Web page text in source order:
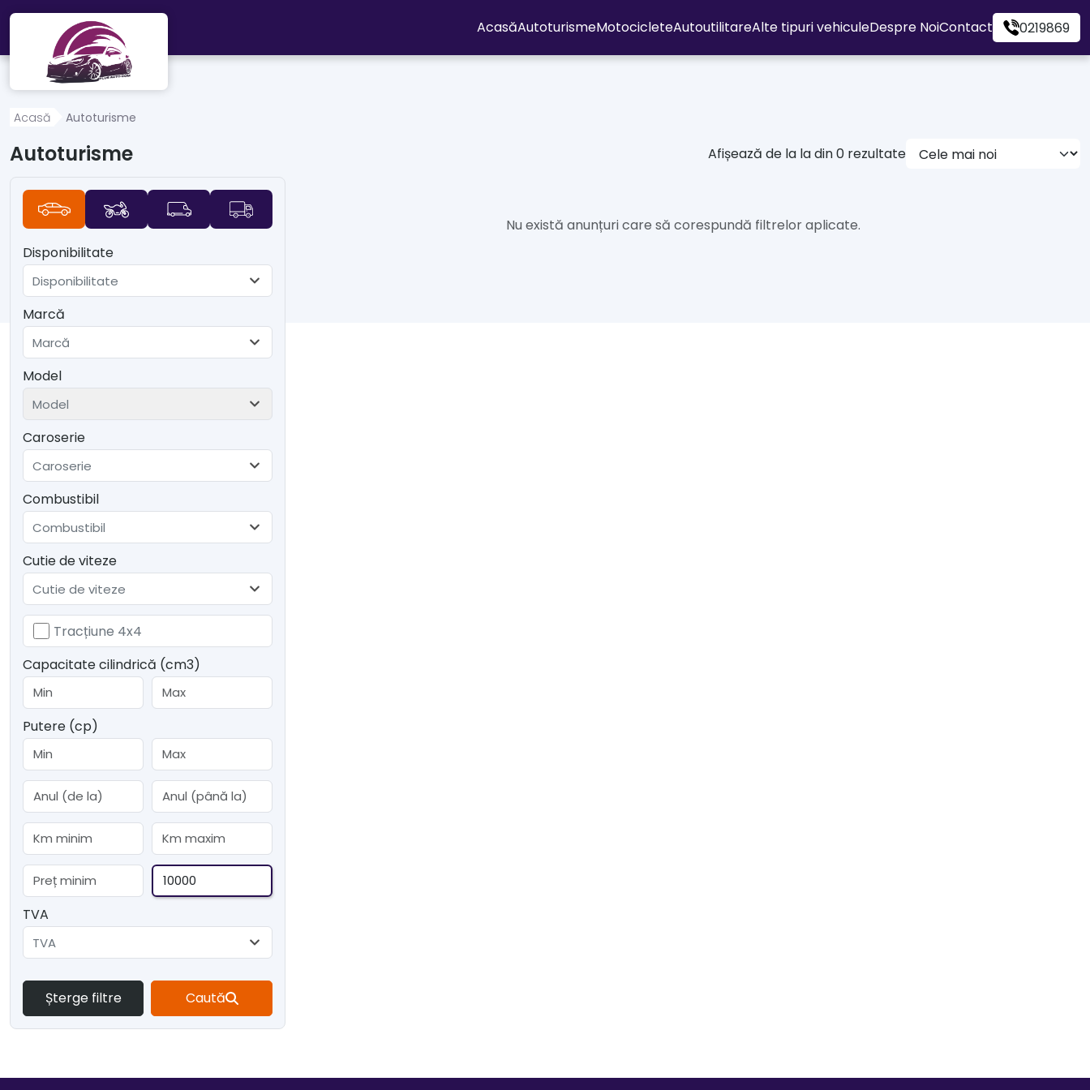
Mergi direct la conținutul principal
AcasăAutoturismeMotocicleteAutoutilitareAlte tipuri vehiculeDespre NoiContact 0219869
Acasă Autoturisme
Autoturisme Afișează de la la din 0 rezultate
Disponibilitate
Disponibilitate
Marcă
Marcă
Model
Model
Caroserie
Caroserie
Combustibil
Combustibil
Cutie de viteze
Cutie de viteze
Tracțiune 4x4
Capacitate cilindrică (cm3)
Putere (cp)
TVA
TVA
Șterge filtre Caută
Nu există anunțuri care să corespundă filtrelor aplicate.